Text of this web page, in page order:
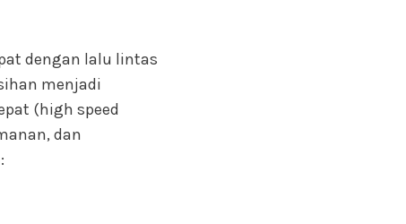
dengan lalu lintas
menjadi
(high speed
dan